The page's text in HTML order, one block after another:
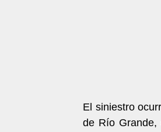
El siniestro
de Río Grande,